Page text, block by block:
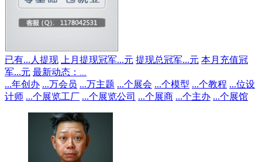
已有... 人提现 上月提现冠军...元 提现总冠军...元 本月充值冠
军...元 最新动态： ...
...年创办 ...万会员 ...万主题 ...个展会 ...个模型 ...个教程 ...位设
计师 ...个展览工厂 ...个展览公司 ...个展商 ...个主办 ...个展馆